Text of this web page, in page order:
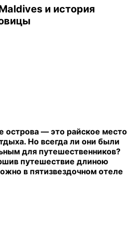
и история
острова — это райское место
Но всегда ли они были
для путешественников?
путешествие длиною
в пятизвездочном отеле